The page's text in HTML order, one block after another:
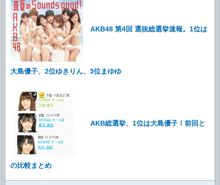
AKB48 第4回 選抜総選挙速報。1位は
大島優子、2位ゆきりん、3位まゆゆ
AKB総選挙、1位は大島優子！前回と
の比較まとめ